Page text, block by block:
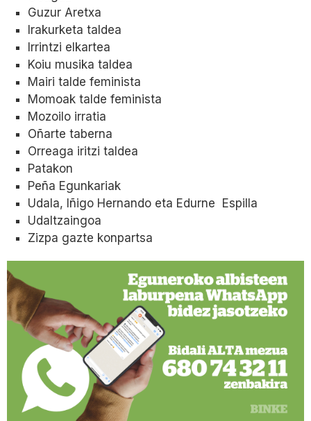
Guzur Aretxa
Irakurketa taldea
Irrintzi elkartea
Koiu musika taldea
Mairi talde feminista
Momoak talde feminista
Mozoilo irratia
Oñarte taberna
Orreaga iritzi taldea
Patakon
Peña Egunkariak
Udala, Iñigo Hernando eta Edurne Espilla
Udaltzaingoa
Zizpa gazte konpartsa